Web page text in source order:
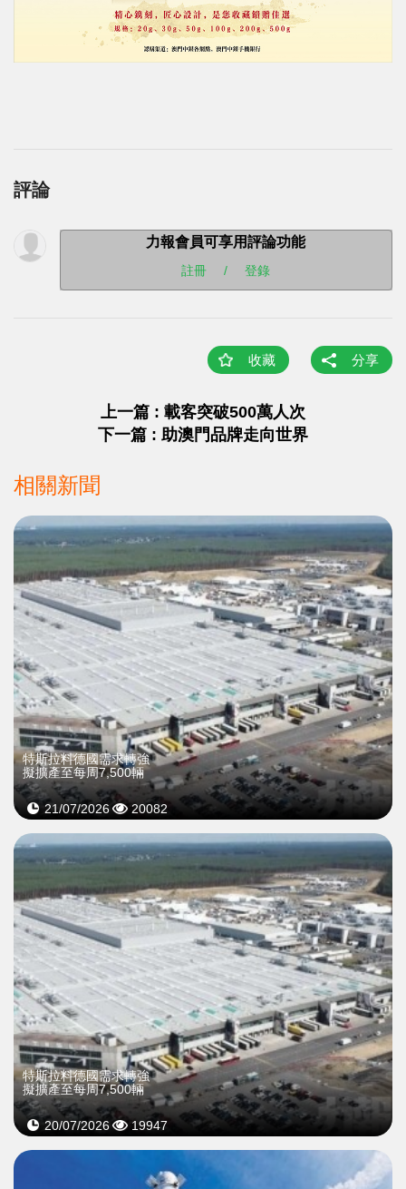
評論
力報會員可享用評論功能
註冊 / 登錄
收藏 分享
上一篇 : 載客突破500萬人次
下一篇 : 助澳門品牌走向世界
相關新聞
特斯拉料德國需求轉強
擬擴產至每周7,500輛
21/07/2026 20082
特斯拉料德國需求轉強
擬擴產至每周7,500輛
20/07/2026 19947